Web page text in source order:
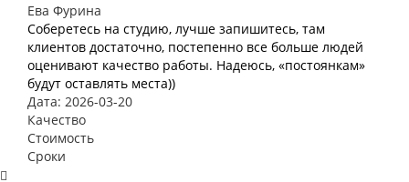
Ева Фурина
Соберетесь на студию, лучше запишитесь, там
клиентов достаточно, постепенно все больше людей
оценивают качество работы. Надеюсь, «постоянкам»
будут оставлять места))
Дата: 2026-03-20
Качество
Стоимость
Сроки